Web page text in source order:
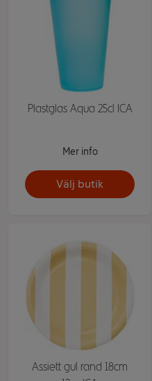
Plastglas Aqua 25cl ICA
Mer info
Välj butik
Assiett gul rand 18cm